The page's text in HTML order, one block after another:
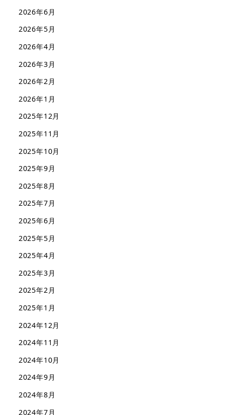
2026年6月
2026年5月
2026年4月
2026年3月
2026年2月
2026年1月
2025年12月
2025年11月
2025年10月
2025年9月
2025年8月
2025年7月
2025年6月
2025年5月
2025年4月
2025年3月
2025年2月
2025年1月
2024年12月
2024年11月
2024年10月
2024年9月
2024年8月
2024年7月